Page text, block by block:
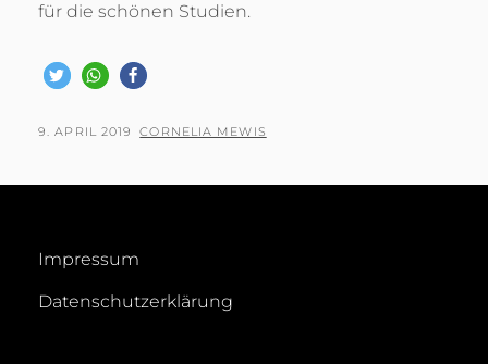
für die schönen Studien.
POSTED
9. APRIL 2019 BY
CORNELIA MEWIS
Impressum
Datenschutzerklärung